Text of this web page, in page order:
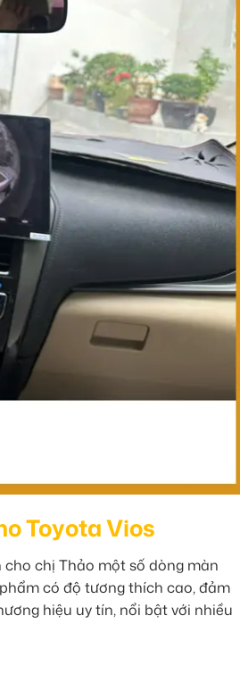
Toyota Vios
chị Thảo một số dòng màn
có độ tương thích cao, đảm
hiệu uy tín, nổi bật với nhiều